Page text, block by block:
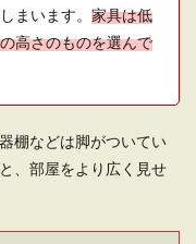
部屋に演出できますが、レ
るアイデア
まいます。 家具は低
高さのものを選んで
棚などは脚がついてい
、部屋をより広く見せ